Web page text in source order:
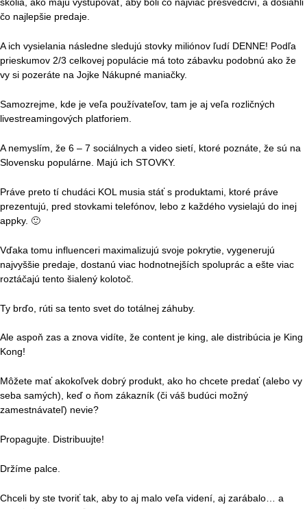
školia, ako majú vystupovať, aby boli čo najviac presvedčiví, a dosiahli
čo najlepšie predaje.
A ich vysielania následne sledujú stovky miliónov ľudí DENNE! Podľa
prieskumov 2/3 celkovej populácie má toto zábavku podobnú ako že
vy si pozeráte na Jojke Nákupné maniačky.
Samozrejme, kde je veľa používateľov, tam je aj veľa rozličných
livestreamingových platforiem.
A nemyslím, že 6 – 7 sociálnych a video sietí, ktoré poznáte, že sú na
Slovensku populárne. Majú ich STOVKY.
Práve preto tí chudáci KOL musia stáť s produktami, ktoré práve
prezentujú, pred stovkami telefónov, lebo z každého vysielajú do inej
appky. 🙂
Vďaka tomu influenceri maximalizujú svoje pokrytie, vygenerujú
najvyššie predaje, dostanú viac hodnotnejších spoluprác a ešte viac
roztáčajú tento šialený kolotoč.
Ty brďo, rúti sa tento svet do totálnej záhuby.
Ale aspoň zas a znova vidíte, že content je king, ale distribúcia je King
Kong!
Môžete mať akokoľvek dobrý produkt, ako ho chcete predať (alebo vy
seba samých), keď o ňom zákazník (či váš budúci možný
zamestnávateľ) nevie?
Propagujte. Distribuujte!
Držíme palce.
Chceli by ste tvoriť tak, aby to aj malo veľa videní, aj zarábalo… a